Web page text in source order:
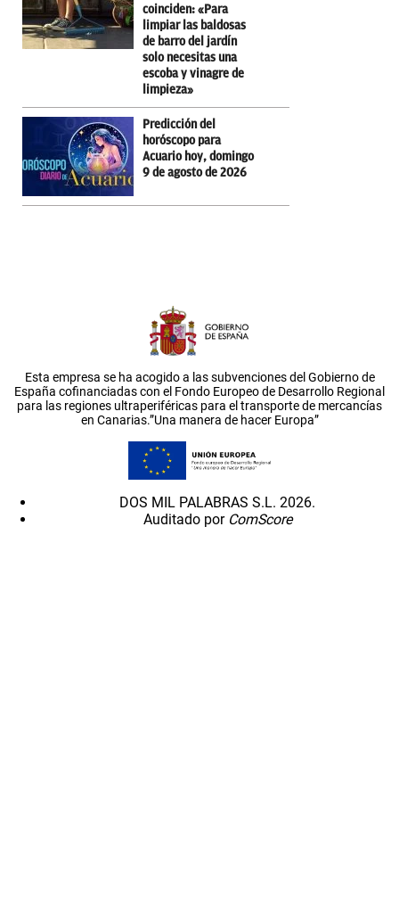
coinciden: «Para
limpiar las baldosas
de barro del jardín
solo necesitas una
escoba y vinagre de
limpieza»
Predicción del
horóscopo para
Acuario hoy, domingo
9 de agosto de 2026
Esta empresa se ha acogido a las subvenciones del Gobierno de
España cofinanciadas con el Fondo Europeo de Desarrollo Regional
para las regiones ultraperiféricas para el transporte de mercancías
en Canarias.”Una manera de hacer Europa”
DOS MIL PALABRAS S.L. 2026.
Auditado por ComScore